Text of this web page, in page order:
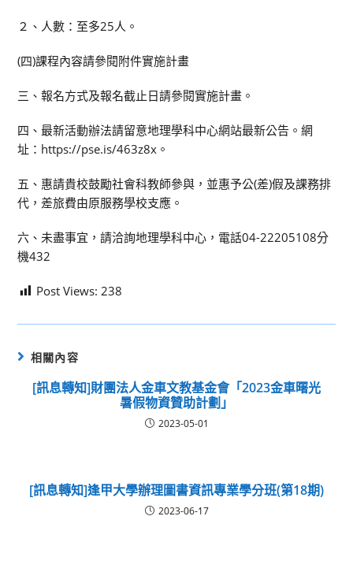
２、人數：至多25人。
(四)課程內容請參閱附件實施計畫
三、報名方式及報名截止日請參閱實施計畫。
四、最新活動辦法請留意地理學科中心網站最新公告。網
址：https://pse.is/463z8x。
五、惠請貴校鼓勵社會科教師參與，並惠予公(差)假及課務排
代，差旅費由原服務學校支應。
六、未盡事宜，請洽詢地理學科中心，電話04-22205108分
機432
Post Views: 238
相關內容
[訊息轉知]財團法人金車文教基金會「2023金車曙光
暑假物資贊助計劃」
2023-05-01
[訊息轉知]逢甲大學辦理圖書資訊專業學分班(第18期)
2023-06-17